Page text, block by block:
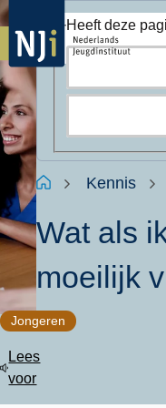
Overslaan
en
naar
de
inhoud
gaan
Kruimelpad
HomeKennis
Wat als
moeilijk
Jongeren
Lees
voor
Heeft deze